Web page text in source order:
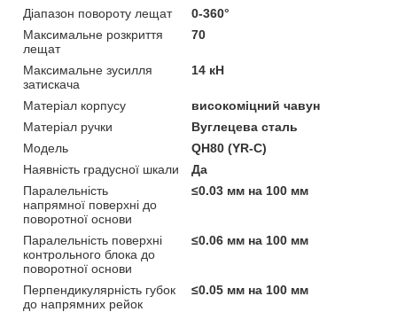
Діапазон повороту лещат
0-360°
Максимальне розкриття
лещат
70
Максимальне зусилля
затискача
14 кН
Матеріал корпусу
високоміцний чавун
Матеріал ручки
Вуглецева сталь
Мoдель
QH80 (YR-C)
Наявність градусної шкали
Да
Паралельність
напрямної поверхні до
поворотної основи
≤0.03 мм на 100 мм
Паралельність поверхні
контрольного блока до
поворотної основи
≤0.06 мм на 100 мм
Перпендикулярність губок
до напрямних рейок
≤0.05 мм на 100 мм